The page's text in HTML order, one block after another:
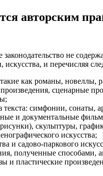
авторским
не
искусства, и перечисляя
как романы, новеллы,
сценарные
симфонии, сонаты,
и документальные
скульптуры,
искусства;
и садово-паркового
полученные способами,
и пластические